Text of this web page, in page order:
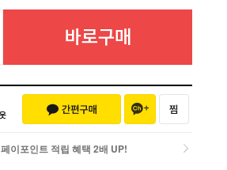
바로구매
페이포인트 적립 혜택 2배 UP!